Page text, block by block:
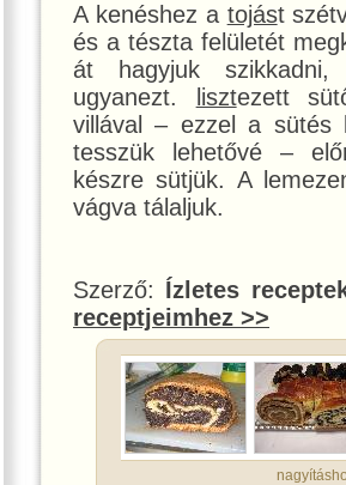
A kenéshez a tojást
és a tészta felületét
át hagyjuk
ugyanezt.
lisztezett
villával – ezzel a sütés
tesszük lehetővé –
készre sütjük. A
vágva tálaljuk.
Szerző: Ízletes
receptjeimhez >>